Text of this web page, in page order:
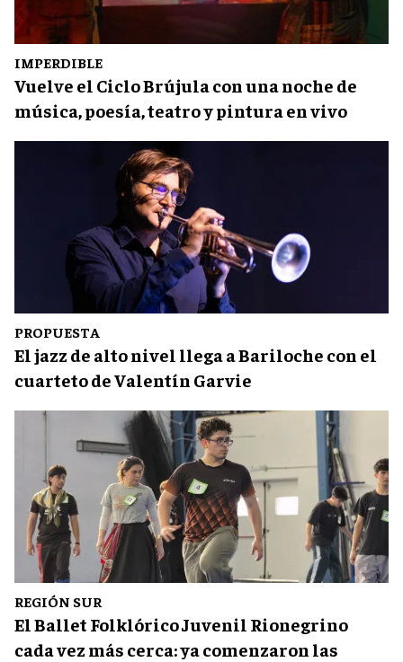
IMPERDIBLE
Vuelve el Ciclo Brújula con una noche de
música, poesía, teatro y pintura en vivo
PROPUESTA
El jazz de alto nivel llega a Bariloche con el
cuarteto de Valentín Garvie
REGIÓN SUR
El Ballet Folklórico Juvenil Rionegrino
cada vez más cerca: ya comenzaron las